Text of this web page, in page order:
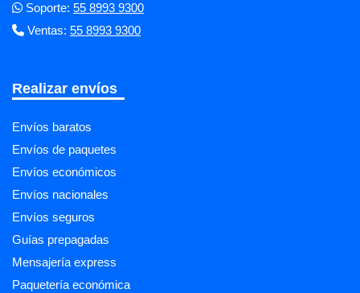
Soporte: 55 8993 9300
Ventas: 55 8993 9300
Realizar envíos
Envíos baratos
Envíos de paquetes
Envíos económicos
Envíos nacionales
Envíos seguros
Guías prepagadas
Mensajería express
Paquetería económica